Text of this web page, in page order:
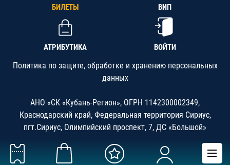
БИЛЕТЫ ВИП
АТРИБУТИКА ВОЙТИ
Политика по защите, обработке и хранению персональных
данных
АНО «СК «Кубань-Регион», ОГРН 1142300002349,
Краснодарский край, Федеральная территория Сириус,
пгт.Сириус, Олимпийский проспект, 7, ДС «Большой»